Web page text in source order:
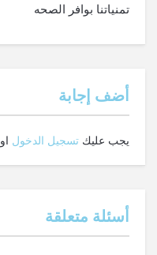
تمنياتنا بوافر الصحه
‫أضف إجابة
يجب عليك تسجيل الدخول او
أسئلة متعلقة